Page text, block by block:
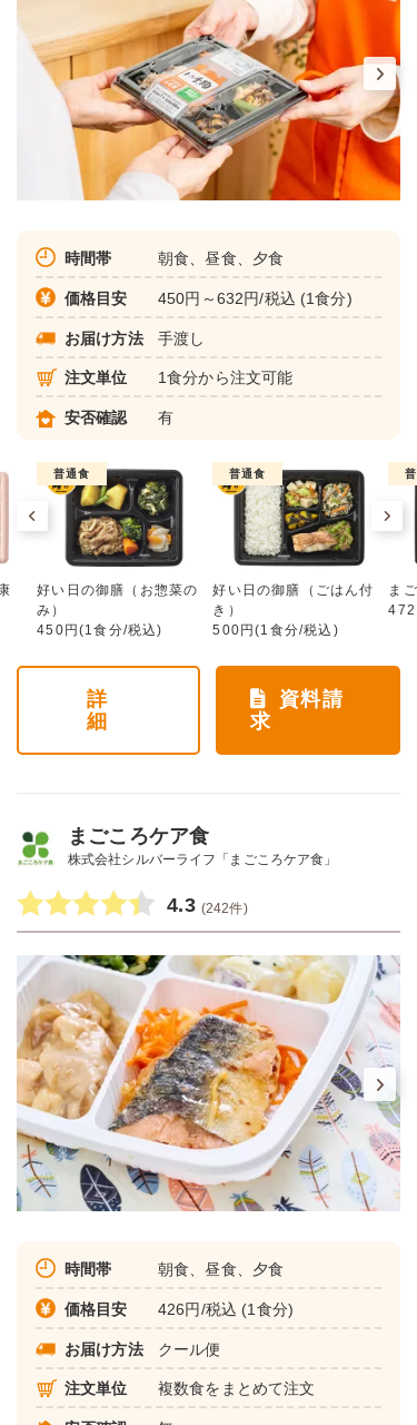
時間帯 朝食、昼食、夕食
価格目安 450円～632円/税込 (1食分)
お届け方法 手渡し
注文単位 1食分から注文可能
安否確認 有
普通食
好い日の御膳（お惣菜の
み）
450円(1食分/税込)
普通食
好い日の御膳（ごはん付
き）
500円(1食分/税込)
ま
詳
細
資料請
求
まごころケア食
株式会社シルバーライフ「まごころケア食」
4.3 (242件)
時間帯 朝食、昼食、夕食
価格目安 426円/税込 (1食分)
お届け方法 クール便
注文単位 複数食をまとめて注文